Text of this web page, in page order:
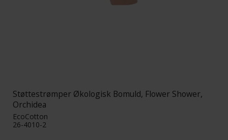
Støttestrømper Økologisk Bomuld, Flower Shower,
Orchidea
EcoCotton
26-4010-2